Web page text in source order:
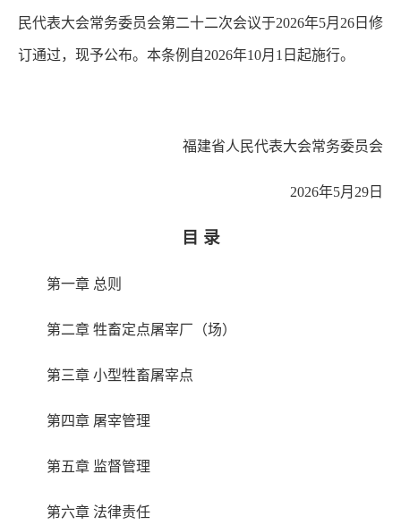
民代表大会常务委员会第二十二次会议于2026年5月26日修
订通过，现予公布。本条例自2026年10月1日起施行。
福建省人民代表大会常务委员会
2026年5月29日
目 录
第一章 总则
第二章 牲畜定点屠宰厂（场）
第三章 小型牲畜屠宰点
第四章 屠宰管理
第五章 监督管理
第六章 法律责任